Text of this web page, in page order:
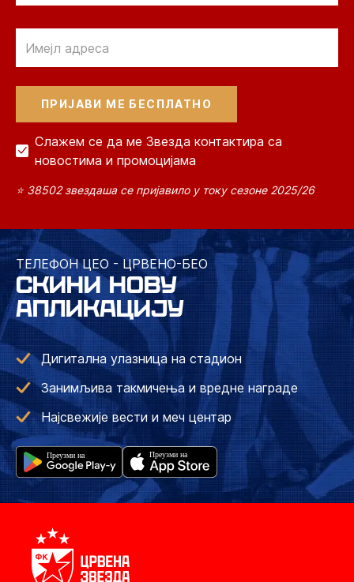
Слажем се да ме Звезда контактира са
новостима и промоцијама
⭐ 38502 звездаша се пријавило у току сезоне 2025/26
ТЕЛЕФОН ЦЕО - ЦРВЕНО-БЕО
СКИНИ НОВУ
АПЛИКАЦИЈУ
Дигитална улазница на стадион
Занимљива такмичења и вредне награде
Најсвежије вести и меч центар